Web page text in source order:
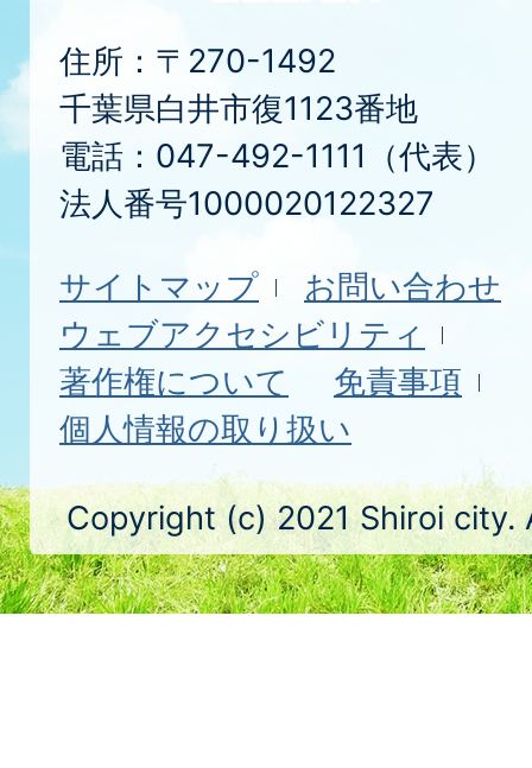
住所：〒270-1492
千葉県白井市復1123番地
電話：047-492-1111（代表）
法人番号1000020122327
サイトマップ
お問い合わせ
ウェブアクセシビリティ
著作権について
免責事項
個人情報の取り扱い
Copyright (c) 2021 Shiroi city.